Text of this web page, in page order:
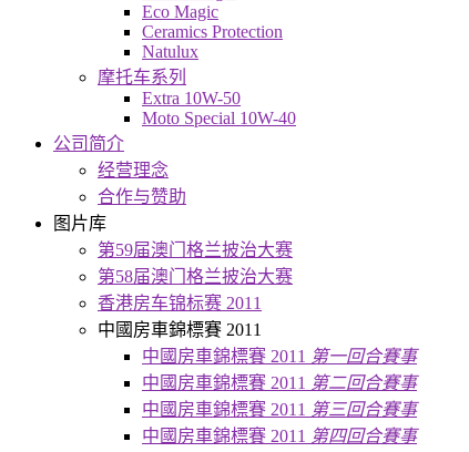
Eco Magic
Ceramics Protection
Natulux
摩托车系列
Extra 10W-50
Moto Special 10W-40
公司简介
经营理念
合作与赞助
图片库
第59届澳门格兰披治大赛
第58届澳门格兰披治大赛
香港房车锦标赛 2011
中國房車錦標賽 2011
中國房車錦標賽 2011 第一回合賽事
中國房車錦標賽 2011 第二回合賽事
中國房車錦標賽 2011 第三回合賽事
中國房車錦標賽 2011 第四回合賽事